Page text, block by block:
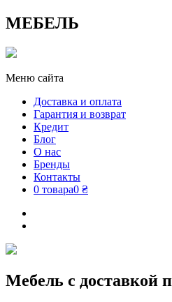
МЕБЕЛЬ
Меню сайта
Доставка и оплата
Гарантия и возврат
Кредит
Блог
О нас
Бренды
Контакты
0 товара0 ₴
Мебель с доставкой